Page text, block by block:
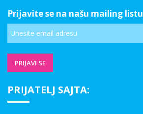
Prijavite se na našu mailing listu
PRIJATELJ SAJTA: